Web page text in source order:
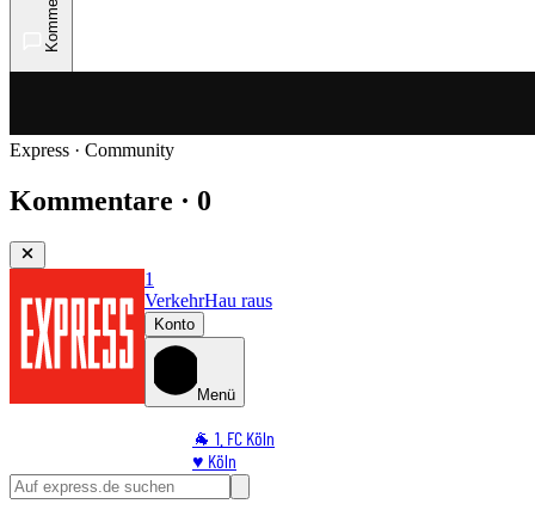
Express · Community
Kommentare · 0
1
VerkehrHau raus
Konto
Menü
🐐 1. FC Köln
♥️ Köln
⭐ Promi